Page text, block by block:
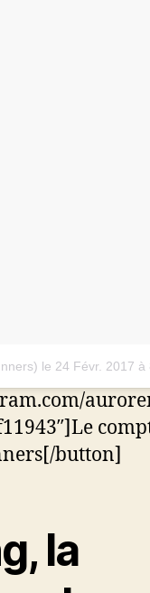
le 24 Févr. 2017 à
button]
la